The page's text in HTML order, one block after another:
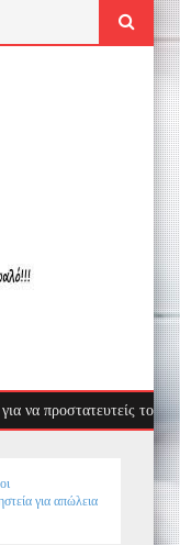
τους μήνες
για απώλεια